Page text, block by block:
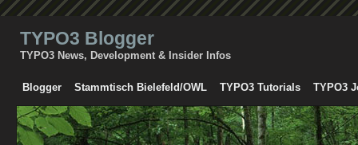
TYPO3 Blogger
TYPO3 News, Development & Insider Infos
Blogger Stammtisch Bielefeld/OWL TYPO3 Tutorials TYPO3